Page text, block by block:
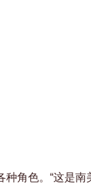
角色。“这是南